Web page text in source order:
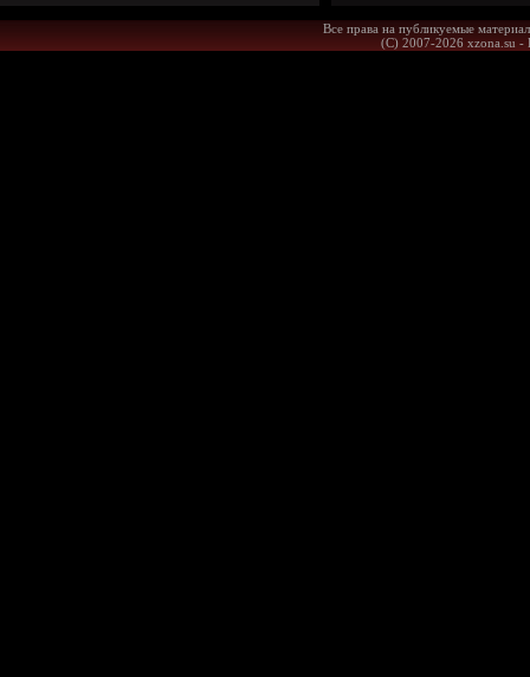
Все права на публикуемые
(С) 2007-2026 xzona.su -